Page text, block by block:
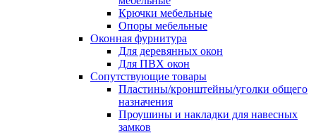
Крючки мебельные
Опоры мебельные
Оконная фурнитура
Для деревянных окон
Для ПВХ окон
Сопутствующие товары
Пластины/кронштейны/уголки общего
назначения
Проушины и накладки для навесных
замков